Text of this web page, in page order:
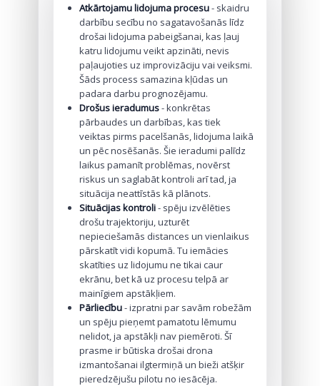
Atkārtojamu lidojuma procesu- skaidru
darbību secību no sagatavošanās līdz
drošai lidojuma pabeigšanai, kas ļauj
katru lidojumu veikt apzināti, nevis
paļaujoties uz improvizāciju vai veiksmi.
Šāds process samazina kļūdas un
padara darbu prognozējamu.
Drošus ieradumus- konkrētas
pārbaudes un darbības, kas tiek
veiktas pirms pacelšanās, lidojuma laikā
un pēc nosēšanās. Šie ieradumi palīdz
laikus pamanīt problēmas, novērst
riskus un saglabāt kontroli arī tad, ja
situācija neattīstās kā plānots.
Situācijas kontroli- spēju izvēlēties
drošu trajektoriju, uzturēt
nepieciešamās distances un vienlaikus
pārskatīt vidi kopumā. Tu iemācies
skatīties uz lidojumu ne tikai caur
ekrānu, bet kā uz procesu telpā ar
mainīgiem apstākļiem.
Pārliecību- izpratni par savām robežām
un spēju pieņemt pamatotu lēmumu
nelidot, ja apstākļi nav piemēroti. Šī
prasme ir būtiska drošai drona
izmantošanai ilgtermiņā un bieži atšķir
pieredzējušu pilotu no iesācēja.